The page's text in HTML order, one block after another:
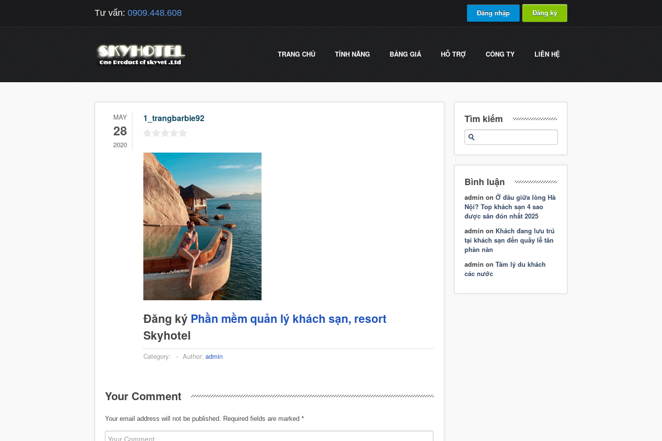
Tư vấn: 0909.448.608 Đăng nhập Đăng ký
TRANG CHỦ TÍNH NĂNG BẢNG GIÁ HỖ TRỢ CÔNG TY LIÊN HỆ
MAY
28
2020
1_trangbarbie92
Đăng ký Phần mềm quản lý khách sạn, resort
Skyhotel
Category: - Author: admin
Your Comment
Your email address will not be published. Required fields are marked *
Tìm kiếm
Bình luận
admin on Ở đâu giữa lòng Hà
Nội? Top khách sạn 4 sao
được săn đón nhất 2025
admin on Khách đang lưu trú
tại khách sạn đến quầy lễ tân
phàn nàn
admin on Tâm lý du khách
các nước